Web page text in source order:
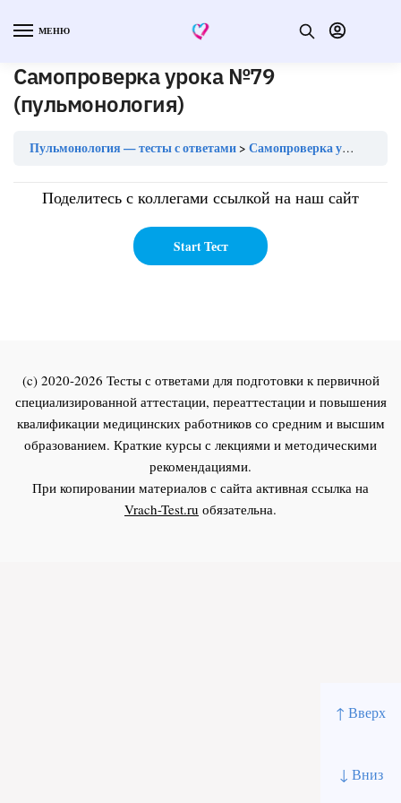
↑ Вверх
↓ Вниз
МЕНЮ
Самопроверка урока №79
(пульмонология)
Пульмонология — тесты с ответами Самопроверка урока №79 (пульмонология)
Поделитесь с коллегами ссылкой на наш сайт
(c) 2020-2026 Тесты с ответами для подготовки к первичной
специализированной аттестации, переаттестации и повышения
квалификации медицинских работников со средним и высшим
образованием. Краткие курсы с лекциями и методическими
рекомендациями.
При копировании материалов с сайта активная ссылка на
Vrach-Test.ru обязательна.